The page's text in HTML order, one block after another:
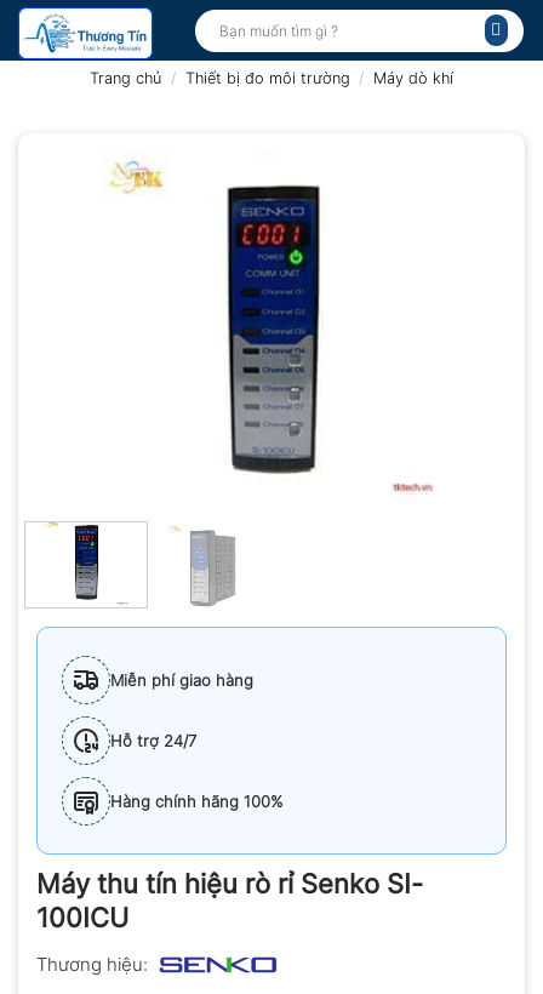
Bỏ
qua
Tìm
kiếm:
Trang chủ / Thiết bị đo môi trường / Máy dò khí
Miễn phí giao hàng
Hỗ trợ 24/7
Hàng chính hãng 100%
Máy thu tín hiệu rò rỉ Senko SI-
100ICU
Thương hiệu: